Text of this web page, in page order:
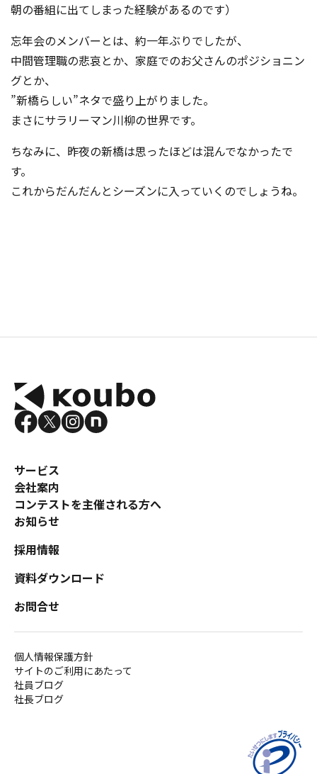
掲載内容のご確認はこちら
ログイン
朝の番組に出てしまった経験があるのです）
忘年会のメンバーとは、約一年ぶりでしたが、
中間管理職の悲哀とか、家庭でのお父さんのポジショニン
グとか、
”新橋らしい”ネタで盛り上がりました。
まさにサラリーマン川柳の世界です。
ちなみに、昨夜の新橋は思ったほどは混んでなかったで
す。
これからだんだんとシーズンに入っていくのでしょうね。
サービス
会社案内
コンテストを主催される方へ
お知らせ
採用情報
資料ダウンロード
お問合せ
個人情報保護方針
サイトのご利用にあたって
社員ブログ
社長ブログ